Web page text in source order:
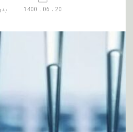
20 ، 06 ، 1400